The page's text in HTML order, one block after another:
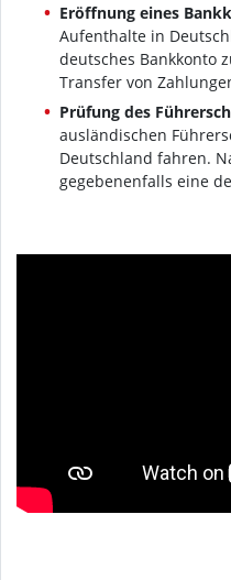
Eröffnung eines
Aufenthalte in
deutsches Bankkonto
Transfer von
Prüfung des
ausländischen
Deutschland fahren.
gegebenenfalls eine